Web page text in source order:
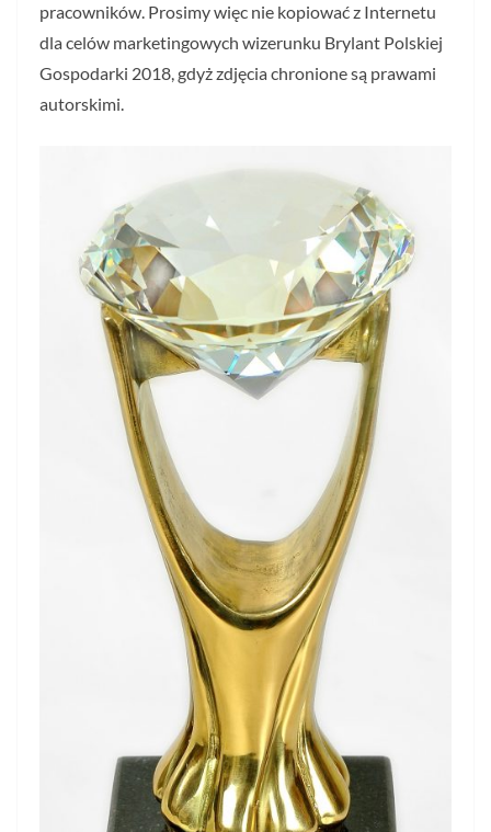
pracowników. Prosimy więc nie kopiować z Internetu
dla celów marketingowych wizerunku Brylant Polskiej
Gospodarki 2018, gdyż zdjęcia chronione są prawami
autorskimi.